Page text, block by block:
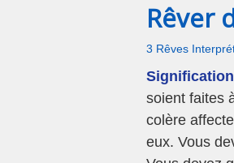
Rêver
3 Rêves
soient faites
colère
eux. Vous